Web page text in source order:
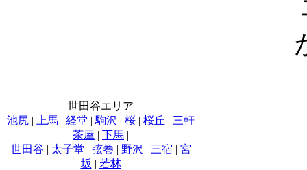
世田谷エリア
池尻 | 上馬 | 経堂 | 駒沢 | 桜 | 桜丘 | 三軒
茶屋 | 下馬 |
世田谷 | 太子堂 | 弦巻 | 野沢 | 三宿 | 宮
坂 | 若林